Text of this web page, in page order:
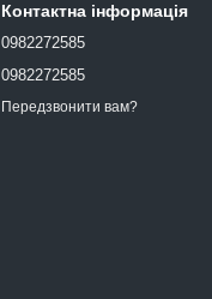
Контактна інформація
0982272585
0982272585
Передзвонити вам?